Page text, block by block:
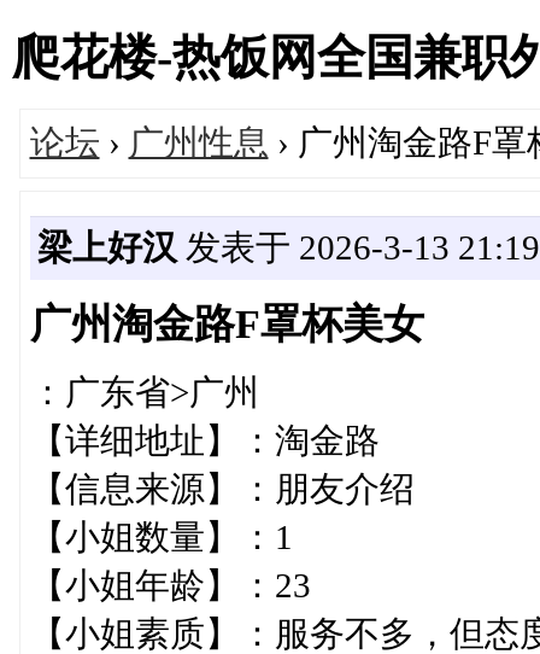
爬花楼-热饭网全国兼职
论坛 › 广州性息 › 广州淘金路F罩
梁上好汉 发表于 2026-3-13
广州淘金路F罩杯美女
：广东省>广州
【详细地址】：淘金路
【信息来源】：朋友介绍
【小姐数量】：1
【小姐年龄】：23
【小姐素质】：服务不多，